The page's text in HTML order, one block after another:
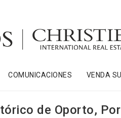
COMUNICACIONES VENDA
de Oporto,